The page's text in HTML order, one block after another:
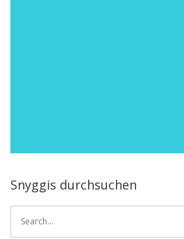
Snyggis durchsuchen
Search